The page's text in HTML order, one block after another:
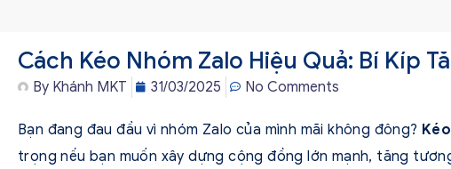
Cách Kéo Nhóm Zalo Hiệu Quả: Bí Kíp
By Khánh MKT 31/03/2025 No Comments
Bạn đang đau đầu vì nhóm Zalo của mình mãi không đông?
trọng nếu bạn muốn xây dựng cộng đồng lớn mạnh, tăng